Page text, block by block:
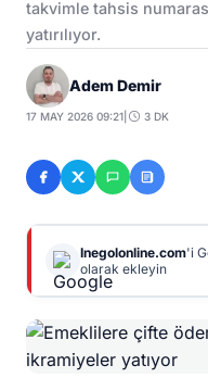
takvimle tahsis
yatırılıyor.
Adem Demir
17 MAY 2026 09:21 3 DK
Inegolonline.com'i
olarak ekleyin